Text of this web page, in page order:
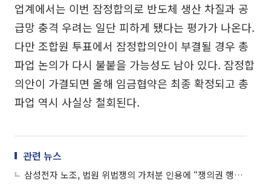
업계에서는 이번 잠정합의로 반도체 생산 차질과 공
급망 충격 우려는 일단 피하게 됐다는 평가가 나온다.
다만 조합원 투표에서 잠정합의안이 부결될 경우 총
파업 논의가 다시 불붙을 가능성도 남아 있다. 잠정합
의안이 가결되면 올해 임금협약은 최종 확정되고 총
파업 역시 사실상 철회된다.
관련 뉴스
삼성전자 노조, 법원 위법쟁의 가처분 인용에 “쟁의권 행사에 제약 없어”